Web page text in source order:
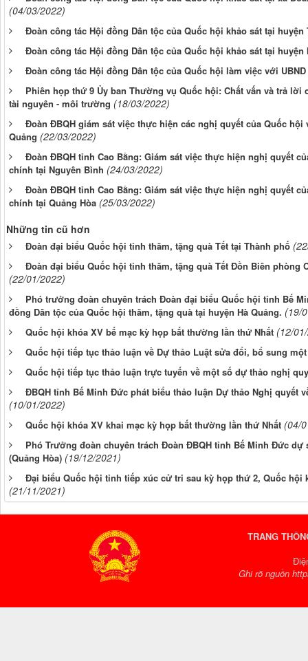
(04/03/2022)
Đoàn công tác Hội đồng Dân tộc của Quốc hội khảo sát tại huyện
Đoàn công tác Hội đồng Dân tộc của Quốc hội khảo sát tại huyện
Đoàn công tác Hội đồng Dân tộc của Quốc hội làm việc với
Phiên họp thứ 9 Ủy ban Thường vụ Quốc hội: Chất vấn và trả
tài nguyên - môi trường (18/03/2022)
Đoàn ĐBQH giám sát việc thực hiện các nghị quyết của Quốc
Quảng (22/03/2022)
Đoàn ĐBQH tỉnh Cao Bằng: Giám sát việc thực hiện nghị quyết
chính tại Nguyên Bình (24/03/2022)
Đoàn ĐBQH tỉnh Cao Bằng: Giám sát việc thực hiện nghị quyết
chính tại Quảng Hòa (25/03/2022)
Những tin cũ hơn
Đoàn đại biểu Quốc hội tỉnh thăm, tặng quà Tết tại Thành phố
Đoàn đại biểu Quốc hội tỉnh thăm, tặng quà Tết Đồn Biên phòng
(22/01/2022)
Phó trưởng đoàn chuyên trách Đoàn đại biểu Quốc hội tỉnh Bế
đồng Dân tộc của Quốc hội thăm, tặng quà tại huyện Hà Quảng. (19/
Quốc hội khóa XV bế mạc kỳ họp bất thường lần thứ Nhất (12/
Quốc hội tiếp tục thảo luận về Dự thảo Luật sửa đổi, bổ sung
Quốc hội tiếp tục thảo luận trực tuyến về một số dự thảo nghị
ĐBQH tỉnh Bế Minh Đức phát biểu thảo luận Dự thảo Nghị quyết
(10/01/2022)
Quốc hội khóa XV khai mạc kỳ họp bất thường lần thứ Nhất (04/
Phó Trưởng đoàn chuyên trách Đoàn ĐBQH tỉnh Bế Minh Đức
(Quảng Hòa) (19/12/2021)
Đại biểu Quốc hội tỉnh tiếp xúc cử tri sau kỳ họp thứ 2, Quốc hội
(21/11/2021)
TRANG
Ghi rõ nguồn